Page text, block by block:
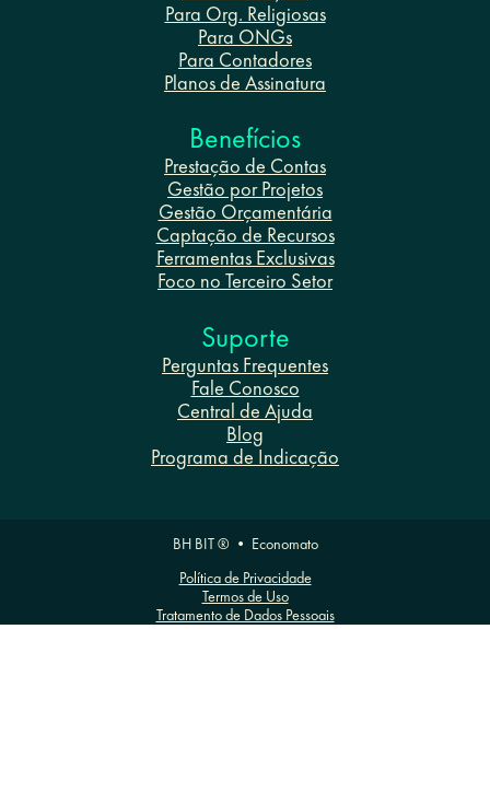
Para Org. Religiosas
Para ONGs
Para Contadores
Planos de Assinatura
Benefícios
Prestação de Contas
Gestão por Projetos
Gestão Orçamentária
Captação de Recursos
Ferramentas Exclusivas
Foco no Terceiro Setor
Suporte
Perguntas Frequentes
Fale Conosco
Central de Ajuda
Blog
Programa de Indicação
BH BIT ® • Economato
Política de Privacidade
Termos de Uso
Tratamento de Dados Pessoais